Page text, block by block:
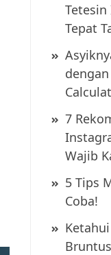
Tetesin
Tepat
7
Wajib
5 Tips
Coba!